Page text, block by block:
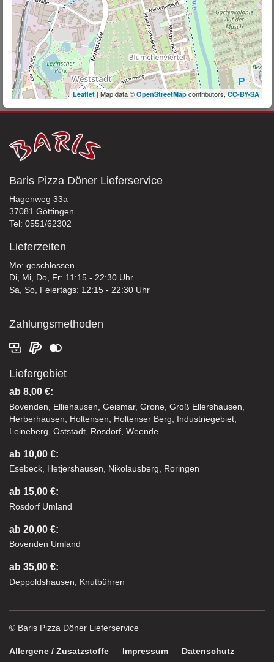
Leaflet| Map data © OpenStreetMapcontributors, CC-BY-SA
Baris Pizza Döner Lieferservice
Hagenweg 33a
37081 Göttingen
Tel: 0551/62302
Lieferzeiten
Mo: geschlossen
Di, Mi, Do, Fr: 11:15 - 22:30 Uhr
Sa, So, Feiertags: 12:15 - 22:30 Uhr
Zahlungsmethoden
Liefergebiet
ab 8,00 €:
Bovenden, Elliehausen, Geismar, Grone, Groß Ellershausen,
Herberhausen, Holtensen, Holtenser Berg, Industriegebiet,
Leineberg, Oststadt, Rosdorf, Weende
ab 10,00 €:
Esebeck, Hetjershausen, Nikolausberg, Roringen
ab 15,00 €:
Rosdorf Umland
ab 20,00 €:
Bovenden Umland
ab 35,00 €:
Deppoldshausen, Knutbühren
© Baris Pizza Döner Lieferservice
Allergene / Zusatzstoffe Impressum Datenschutz